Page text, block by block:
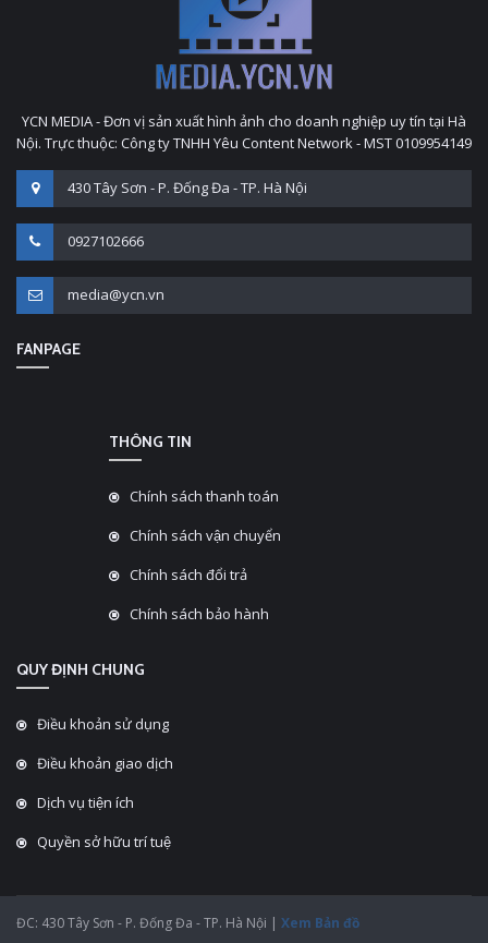
YCN MEDIA - Đơn vị sản xuất hình ảnh cho doanh nghiệp uy tín tại Hà
Nội. Trực thuộc: Công ty TNHH Yêu Content Network - MST 0109954149
430 Tây Sơn - P. Đống Đa - TP. Hà Nội
0927102666
media@ycn.vn
FANPAGE
THÔNG TIN
Chính sách thanh toán
Chính sách vận chuyển
Chính sách đổi trả
Chính sách bảo hành
QUY ĐỊNH CHUNG
Điều khoản sử dụng
Điều khoản giao dịch
Dịch vụ tiện ích
Quyền sở hữu trí tuệ
ĐC: 430 Tây Sơn - P. Đống Đa - TP. Hà Nội | Xem Bản đồ